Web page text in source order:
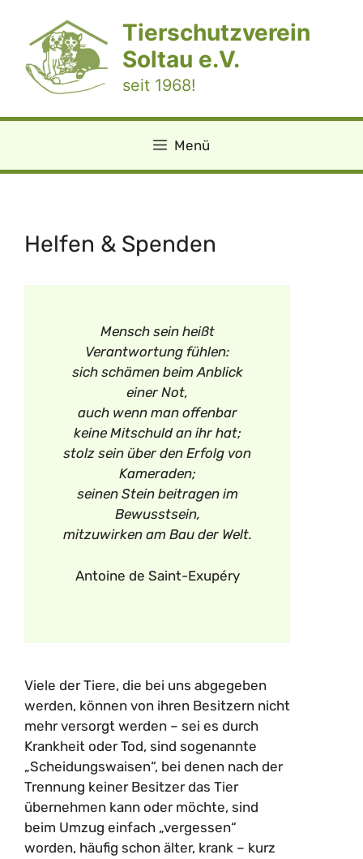
springen
Tierschutzverein
Soltau e.V.
seit 1968!
Menü
Helfen & Spenden
Mensch sein heißt
Verantwortung fühlen:
sich schämen beim Anblick
einer Not,
auch wenn man offenbar
keine Mitschuld an ihr hat;
stolz sein über den Erfolg von
Kameraden;
seinen Stein beitragen im
Bewusstsein,
mitzuwirken am Bau der Welt.
Antoine de Saint-Exupéry
Viele der Tiere, die bei uns abgegeben
werden, können von ihren Besitzern nicht
mehr versorgt werden – sei es durch
Krankheit oder Tod, sind sogenannte
„Scheidungswaisen“, bei denen nach der
Trennung keiner Besitzer das Tier
übernehmen kann oder möchte, sind
beim Umzug einfach „vergessen“
worden, häufig schon älter, krank – kurz